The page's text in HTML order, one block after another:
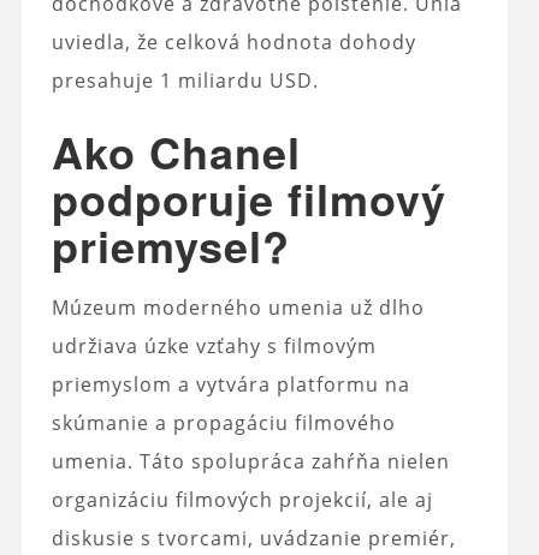
uviedla, že celková hodnota dohody
presahuje 1 miliardu USD.
Ako Chanel
podporuje filmový
priemysel?
Múzeum moderného umenia už dlho
udržiava úzke vzťahy s filmovým
priemyslom a vytvára platformu na
skúmanie a propagáciu filmového
umenia. Táto spolupráca zahŕňa nielen
organizáciu filmových projekcií, ale aj
diskusie s tvorcami, uvádzanie premiér,